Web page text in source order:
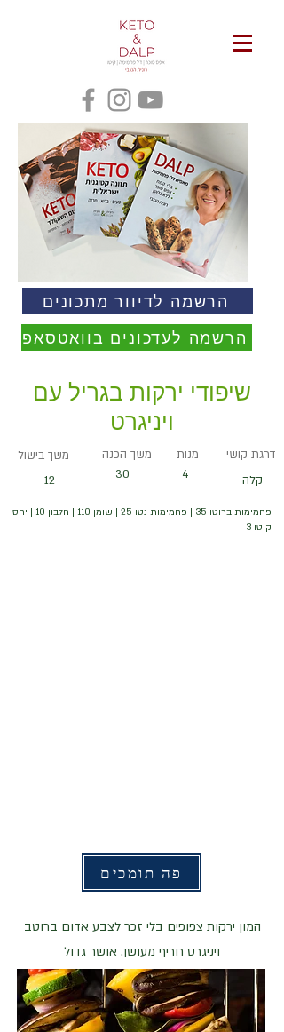
הרשמה לדיוור מתכונים
הרשמה לעדכונים בוואטסאפ
שיפודי ירקות בגריל עם
ויניגרט
משך הכנה
משך בישול
12
30
מנות
4
דרגת קושי
קלה
פחמימות ברוטו 35 | פחמימות נטו 25 | שומן 110 | חלבון 10 | יחס
קיטו 3
פה תומכים
המון ירקות צפופים בלי זכר לצבע אדום ברוטב
ויניגרט חריף מעושן. אושר גדול